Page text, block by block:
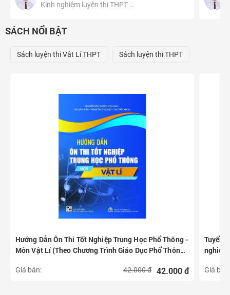
Kinh nghiệm luyện thi THPT …
SÁCH NỔI BẬT
Sách luyện thi Vật Lí THPT Sách luyện thi THPT
Hướng Dẫn Ôn Thi Tốt Nghiệp Trung Học Phổ Thông -
Môn Vật Lí (Theo Chương Trình Giáo Dục Phổ Thông
Giá bán: 42.000 đ
42.000 đ
Tuyển
Giá bán: